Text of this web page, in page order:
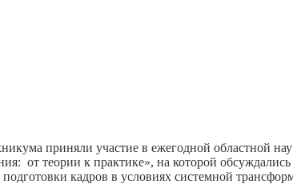
приняли участие в ежегодной областной
от теории к практике», на которой
кадров в условиях системной